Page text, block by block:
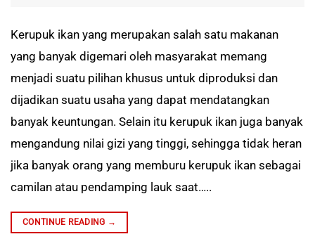
Kerupuk ikan yang merupakan salah satu makanan
yang banyak digemari oleh masyarakat memang
menjadi suatu pilihan khusus untuk diproduksi dan
dijadikan suatu usaha yang dapat mendatangkan
banyak keuntungan. Selain itu kerupuk ikan juga banyak
mengandung nilai gizi yang tinggi, sehingga tidak heran
jika banyak orang yang memburu kerupuk ikan sebagai
camilan atau pendamping lauk saat…..
CONTINUE READING →